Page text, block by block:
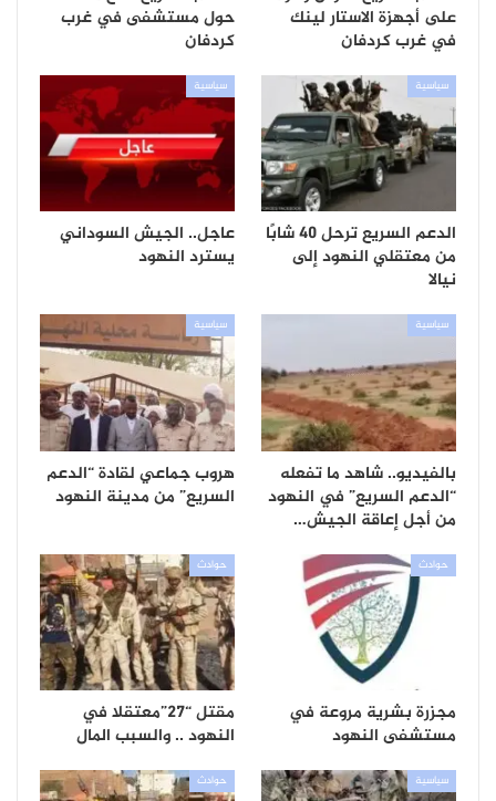
على أجهزة الاستار لينك
في غرب كردفان
حول مستشفى في غرب
كردفان
سياسية
الدعم السريع ترحل 40 شابًا
من معتقلي النهود إلى
نيالا
سياسية
عاجل.. الجيش السوداني
يسترد النهود
سياسية
بالفيديو.. شاهد ما تفعله
“الدعم السريع” في النهود
من أجل إعاقة الجيش…
سياسية
هروب جماعي لقادة “الدعم
السريع” من مدينة النهود
حوادث
مجزرة بشرية مروعة في
مستشفى النهود
حوادث
مقتل “27”معتقلا في
النهود .. والسبب المال
سياسية حوادث